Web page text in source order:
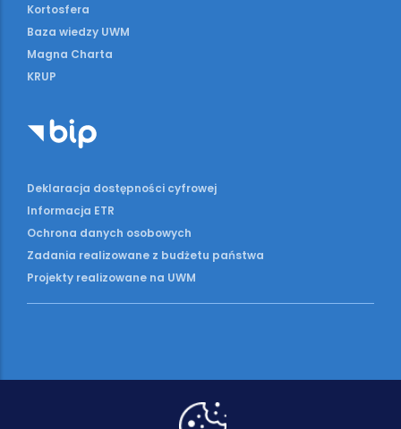
Kortosfera
Baza wiedzy UWM
Magna Charta
KRUP
Deklaracja dostępności cyfrowej
Informacja ETR
Ochrona danych osobowych
Zadania realizowane z budżetu państwa
Projekty realizowane na UWM